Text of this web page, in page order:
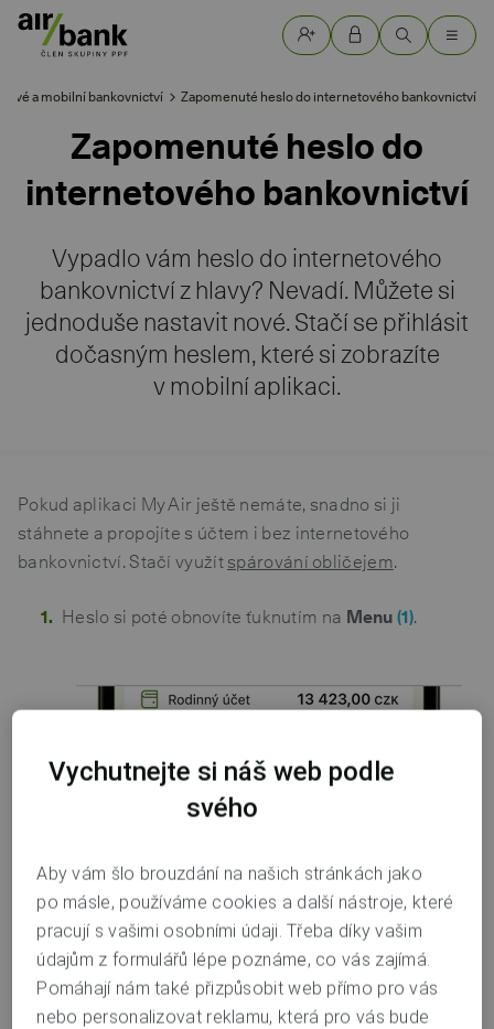
Zapomenuté heslo do
internetového bankovnictví
Vypadlo vám heslo do internetového
bankovnictví z hlavy? Nevadí. Můžete si
jednoduše nastavit nové. Stačí se přihlásit
dočasným heslem, které si zobrazíte
v mobilní aplikaci.
Zapomenuté heslo do internetového bankovnictví
a mobilní bankovnictví
Pokud aplikaci My Air ještě nemáte, snadno si ji
stáhnete a propojíte s účtem i bez internetového
bankovnictví. Stačí využít spárování obličejem.
Heslo si poté obnovíte ťuknutím na Menu (1).
Vychutnejte si náš web podle
svého
Aby vám šlo brouzdání na našich stránkách jako
po másle, používáme cookies a další nástroje, které
pracují s vašimi osobními údaji. Třeba díky vašim
údajům z formulářů lépe poznáme, co vás zajímá.
Pomáhají nám také přizpůsobit web přímo pro vás
nebo personalizovat reklamu, která pro vás bude